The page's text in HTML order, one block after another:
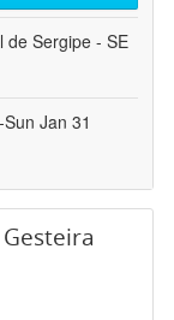
de Sergipe - SE
Jan 31